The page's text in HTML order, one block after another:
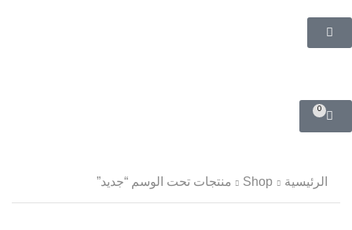
0
الرئيسية Shop منتجات تحت الوسم “جديد”